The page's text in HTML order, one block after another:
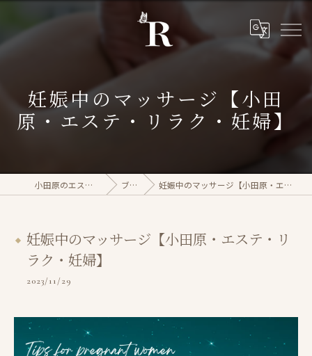
妊娠中のマッサージ【小田
原・エステ・リラク・妊婦】
小田原のエステならrasera ブログ 妊娠中のマッサージ【小田原・エステ・リラク・妊婦】
妊娠中のマッサージ【小田原・エステ・リ
ラク・妊婦】
2023/11/29